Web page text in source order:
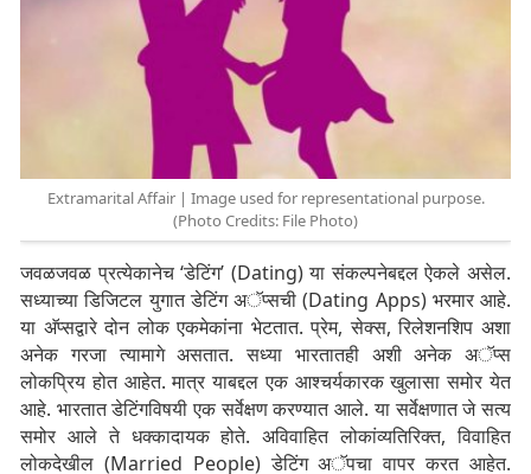
Extramarital Affair | Image used for representational purpose.
(Photo Credits: File Photo)
जवळजवळ प्रत्येकानेच ‘डेटिंग’ (Dating) या संकल्पनेबद्दल ऐकले असेल.
सध्याच्या डिजिटल युगात डेटिंग अॅप्सची (Dating Apps) भरमार आहे.
या अ‍ॅप्सद्वारे दोन लोक एकमेकांना भेटतात. प्रेम, सेक्स, रिलेशनशिप अशा
अनेक गरजा त्यामागे असतात. सध्या भारतातही अशी अनेक अॅप्स
लोकप्रिय होत आहेत. मात्र याबद्दल एक आश्चर्यकारक खुलासा समोर येत
आहे. भारतात डेटिंगविषयी एक सर्वेक्षण करण्यात आले. या सर्वेक्षणात जे सत्य
समोर आले ते धक्कादायक होते. अविवाहित लोकांव्यतिरिक्त, विवाहित
लोकदेखील (Married People) डेटिंग अॅपचा वापर करत आहेत.